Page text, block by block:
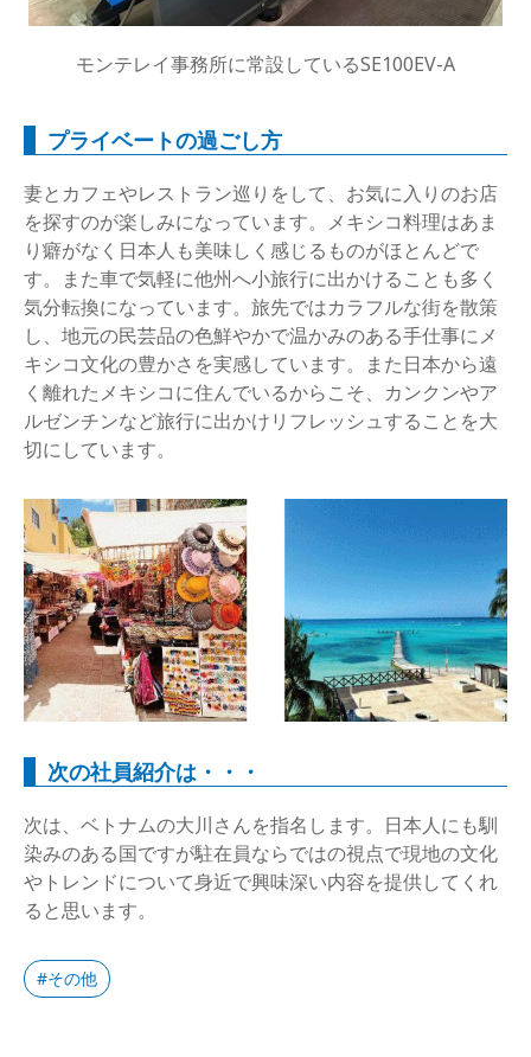
モンテレイ事務所に常設しているSE100EV-A
プライベートの過ごし方
妻とカフェやレストラン巡りをして、お気に入りのお店
を探すのが楽しみになっています。メキシコ料理はあま
り癖がなく日本人も美味しく感じるものがほとんどで
す。また車で気軽に他州へ小旅行に出かけることも多く
気分転換になっています。旅先ではカラフルな街を散策
し、地元の民芸品の色鮮やかで温かみのある手仕事にメ
キシコ文化の豊かさを実感しています。また日本から遠
く離れたメキシコに住んでいるからこそ、カンクンやア
ルゼンチンなど旅行に出かけリフレッシュすることを大
切にしています。
次の社員紹介は・・・
次は、ベトナムの大川さんを指名します。日本人にも馴
染みのある国ですが駐在員ならではの視点で現地の文化
やトレンドについて身近で興味深い内容を提供してくれ
ると思います。
その他